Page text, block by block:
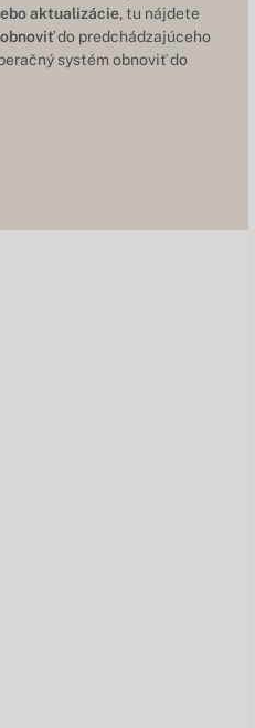
aktualizácie, tu nájdete
do predchádzajúceho
systém obnoviť do